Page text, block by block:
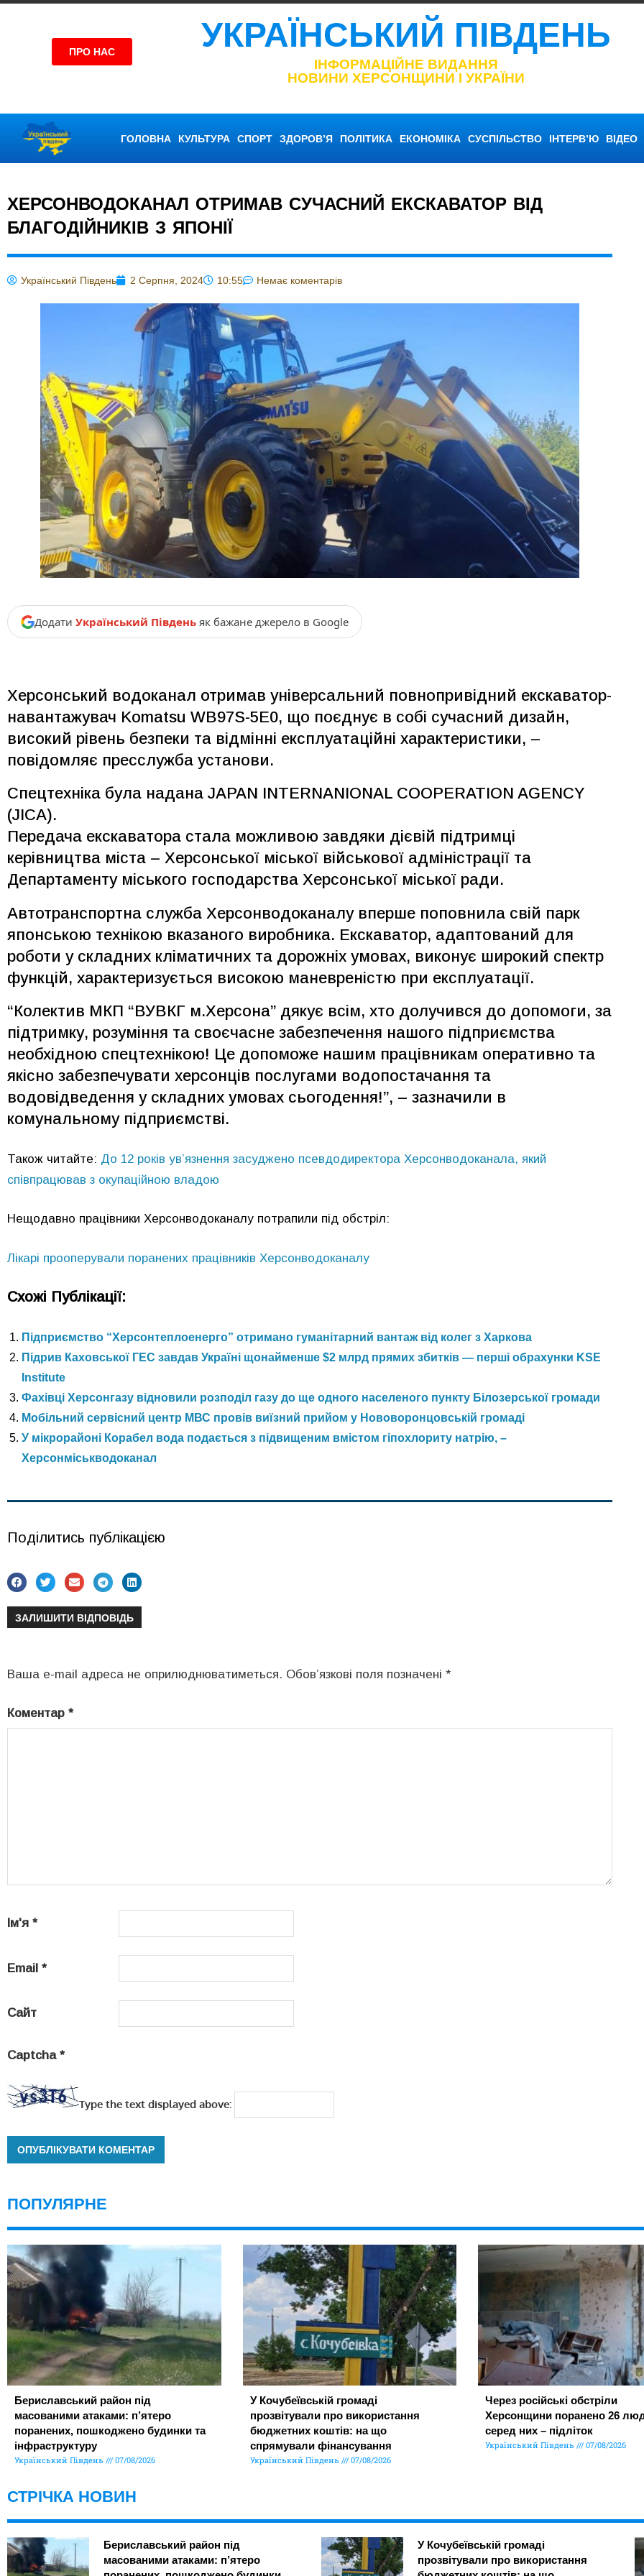
ПРО НАС УКРАЇНСЬКИЙ ПІВДЕНЬ
ІНФОРМАЦІЙНЕ ВИДАННЯ
НОВИНИ ХЕРСОНЩИНИ І УКРАЇНИ
ГОЛОВНА КУЛЬТУРА СПОРТ ЗДОРОВ’Я ПОЛІТИКА ЕКОНОМІКА СУСПІЛЬСТВО ІНТЕРВ’Ю ВІДЕО
ХЕРСОНВОДОКАНАЛ ОТРИМАВ СУЧАСНИЙ ЕКСКАВАТОР ВІД
БЛАГОДІЙНИКІВ З ЯПОНІЇ
Український Південь 2 Серпня, 2024 10:55 Немає коментарів
Додати Український Південь як бажане джерело в Google
Херсонський водоканал отримав універсальний повнопривідний екскаватор-
навантажувач Komatsu WB97S-5E0, що поєднує в собі сучасний дизайн,
високий рівень безпеки та відмінні експлуатаційні характеристики, –
повідомляє пресслужба установи.
Спецтехніка була надана JAPAN INTERNANIONAL COOPERATION AGENCY
(JICA).
Передача екскаватора стала можливою завдяки дієвій підтримці
керівництва міста – Херсонської міської військової адміністрації та
Департаменту міського господарства Херсонської міської ради.
Автотранспортна служба Херсонводоканалу вперше поповнила свій парк
японською технікою вказаного виробника. Екскаватор, адаптований для
роботи у складних кліматичних та дорожніх умовах, виконує широкий спектр
функцій, характеризується високою маневреністю при експлуатації.
“Колектив МКП “ВУВКГ м.Херсона” дякує всім, хто долучився до допомоги, за
підтримку, розуміння та своєчасне забезпечення нашого підприємства
необхідною спецтехнікою! Це допоможе нашим працівникам оперативно та
якісно забезпечувати херсонців послугами водопостачання та
водовідведення у складних умовах сьогодення!”, – зазначили в
комунальному підприємстві.
Також читайте: До 12 років ув’язнення засуджено псевдодиректора Херсонводоканала, який
співпрацював з окупаційною владою
Нещодавно працівники Херсонводоканалу потрапили під обстріл:
Лікарі прооперували поранених працівників Херсонводоканалу
Схожі Публікації:
Підприємство “Херсонтеплоенерго” отримано гуманітарний вантаж від колег з Харкова
Підрив Каховської ГЕС завдав Україні щонайменше $2 млрд прямих збитків — перші обрахунки KSE
Institute
Фахівці Херсонгазу відновили розподіл газу до ще одного населеного пункту Білозерської громади
Мобільний сервісний центр МВС провів виїзний прийом у Нововоронцовській громаді
У мікрорайоні Корабел вода подається з підвищеним вмістом гіпохлориту натрію, –
Херсонміськводоканал
Поділитись публікацією
ЗАЛИШИТИ ВІДПОВІДЬ
Ваша e-mail адреса не оприлюднюватиметься. Обов’язкові поля позначені *
Коментар *
Ім'я *
Email *
Сайт
Captcha *
Type the text displayed above:
ПОПУЛЯРНЕ
Бериславський район під
масованими атаками: п’ятеро
поранених, пошкоджено будинки та
інфраструктуру
Український Південь 07/08/2026
У Кочубеївській громаді
прозвітували про використання
бюджетних коштів: на що
спрямували фінансування
Український Південь 07/08/2026
Через російські обстріли
Херсонщини поранено 26
серед них – підліток
Український Південь 07/08/2026
СТРІЧКА НОВИН
Бериславський район під
масованими атаками: п’ятеро
У Кочубеївській громаді
прозвітували про використання